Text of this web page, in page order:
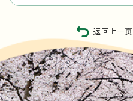
返回上一页